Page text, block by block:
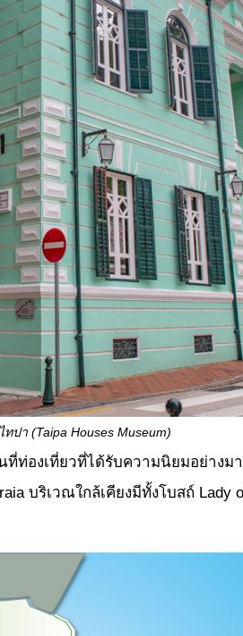
ทปา (Taipa Houses Museum)
ที่ท่องเที่ยวที่ได้รับความนิยมอย่างม
บริเวณใกล้เคียงมีทั้งโบสถ์ Lady